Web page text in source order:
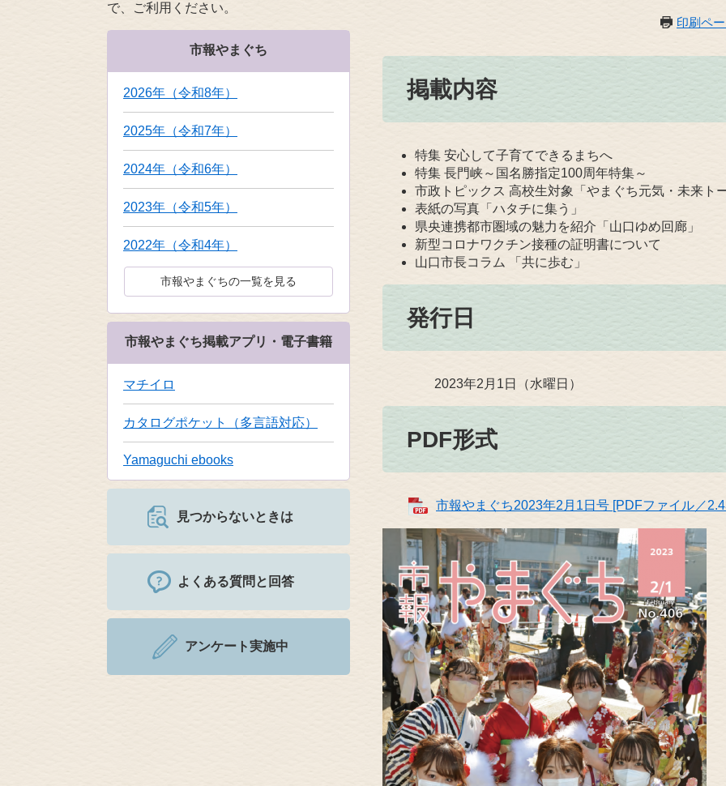
印刷ペ
掲載内容
特集 安心して子育てできるまちへ
特集 長門峡～国名勝指定100周年特集～
市政トピックス 高校生対象「やまぐち元気・未来ト
表紙の写真「ハタチに集う」
県央連携都市圏域の魅力を紹介「山口ゆめ回廊」
新型コロナワクチン接種の証明書について
山口市長コラム 「共に歩む」
発行日
2023年2月1日（水曜日）
PDF形式
市報やまぐち2023年2月1日号 [PDFファイル／
で、ご利用ください。
市報やまぐち
2026年（令和8年）
2025年（令和7年）
2024年（令和6年）
2023年（令和5年）
2022年（令和4年）
市報やまぐちの一覧を見る
市報やまぐち掲載アプリ・電子書籍
マチイロ
カタログポケット（多言語対応）
Yamaguchi ebooks
見つからないときは
よくある質問と回答
アンケート実施中